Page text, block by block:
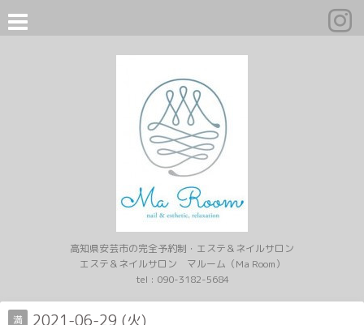
高知県安芸市の完全予約制・エステ＆ネイルサロン
エステ＆ネイルサロン マルーム（Ma Room）
tel : 090-3182-5684
満 2021-06-29 (火)